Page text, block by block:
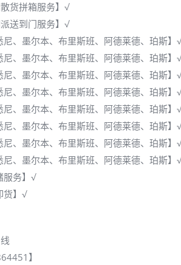
货拼箱服务】√
送到门服务】√
尼、墨尔本、布里斯班、阿德莱德、珀斯】√
尼、墨尔本、布里斯班、阿德莱德、珀斯】√
尼、墨尔本、布里斯班、阿德莱德、珀斯】√
尼、墨尔本、布里斯班、阿德莱德、珀斯】√
尼、墨尔本、布里斯班、阿德莱德、珀斯】√
尼、墨尔本、布里斯班、阿德莱德、珀斯】√
尼、墨尔本、布里斯班、阿德莱德、珀斯】√
尼、墨尔本、布里斯班、阿德莱德、珀斯】√
服务】√
货】√
】